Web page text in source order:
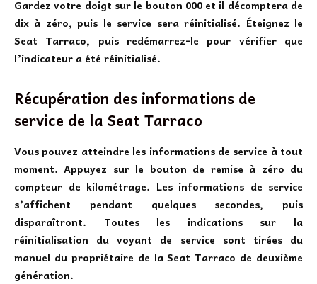
Gardez votre doigt sur le bouton 000 et il décomptera de
dix à zéro, puis le service sera réinitialisé. Éteignez le
Seat Tarraco, puis redémarrez-le pour vérifier que
l’indicateur a été réinitialisé.
Récupération des informations de
service de la Seat Tarraco
Vous pouvez atteindre les informations de service à tout
moment. Appuyez sur le bouton de remise à zéro du
compteur de kilométrage. Les informations de service
s’affichent pendant quelques secondes, puis
disparaîtront. Toutes les indications sur la
réinitialisation du voyant de service sont tirées du
manuel du propriétaire de la Seat Tarraco de deuxième
génération.